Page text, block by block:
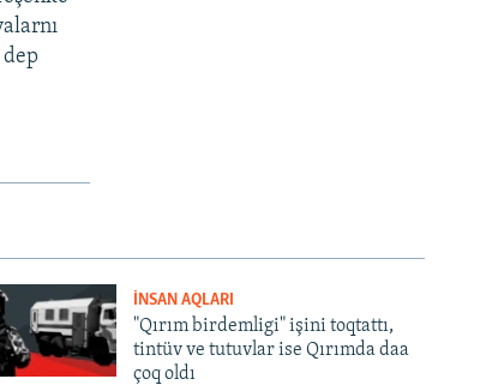
İNSAN AQLARI
"Qırım birdemligi" işini toqtattı,
tintüv ve tutuvlar ise Qırımda daa
çoq oldı